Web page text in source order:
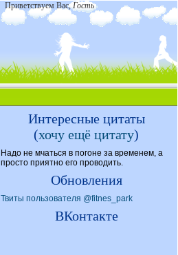
Приветствуем Вас,Гость
Интересные цитаты
(хочу ещё цитату)
Надо не мчаться в погоне за временем, а
просто приятно его проводить.
Обновления
Твиты пользователя @fitnes_park
ВКонтакте